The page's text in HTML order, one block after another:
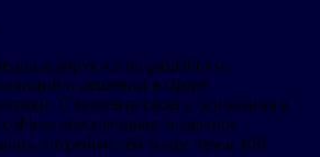
на разработке
и решений в сфере
С момента своего основания в
обеспечивает надежное
потребителей более чем в 100